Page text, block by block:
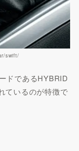
swift/
ドであるHYBRID
ているのが特徴で